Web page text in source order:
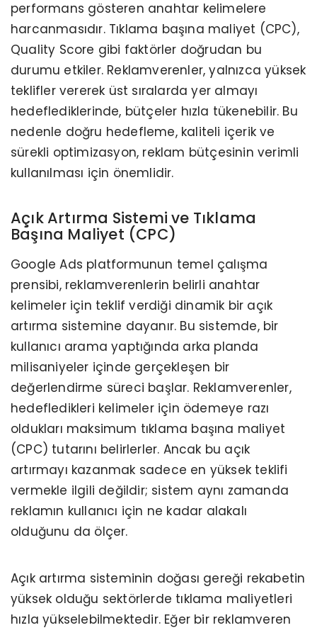
performans gösteren anahtar kelimelere
harcanmasıdır. Tıklama başına maliyet (CPC),
Quality Score gibi faktörler doğrudan bu
durumu etkiler. Reklamverenler, yalnızca yüksek
teklifler vererek üst sıralarda yer almayı
hedeflediklerinde, bütçeler hızla tükenebilir. Bu
nedenle doğru hedefleme, kaliteli içerik ve
sürekli optimizasyon, reklam bütçesinin verimli
kullanılması için önemlidir.
Açık Artırma Sistemi ve Tıklama
Başına Maliyet (CPC)
Google Ads platformunun temel çalışma
prensibi, reklamverenlerin belirli anahtar
kelimeler için teklif verdiği dinamik bir açık
artırma sistemine dayanır. Bu sistemde, bir
kullanıcı arama yaptığında arka planda
milisaniyeler içinde gerçekleşen bir
değerlendirme süreci başlar. Reklamverenler,
hedefledikleri kelimeler için ödemeye razı
oldukları maksimum tıklama başına maliyet
(CPC) tutarını belirlerler. Ancak bu açık
artırmayı kazanmak sadece en yüksek teklifi
vermekle ilgili değildir; sistem aynı zamanda
reklamın kullanıcı için ne kadar alakalı
olduğunu da ölçer.
Açık artırma sisteminin doğası gereği rekabetin
yüksek olduğu sektörlerde tıklama maliyetleri
hızla yükselebilmektedir. Eğer bir reklamveren